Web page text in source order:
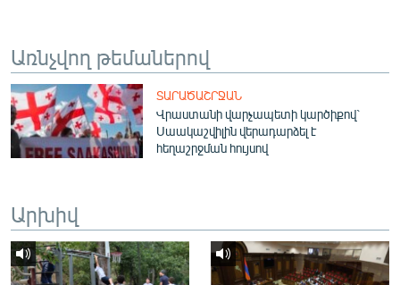
ԲԱՆԱՎԵՃ
ՁԳՏԵԼՈՎ ԼԱՎԱԳՈՒՅՆԻՆ
ՓՈԴՔԱՍԹ
English
Русский
Առնչվող թեմաներով
ՏԱՐԱԾԱՇՐՋԱՆ
Վրաստանի վարչապետի կարծիքով`
Սաակաշվիլին վերադարձել է
հեղաշրջման հույսով
Արխիվ